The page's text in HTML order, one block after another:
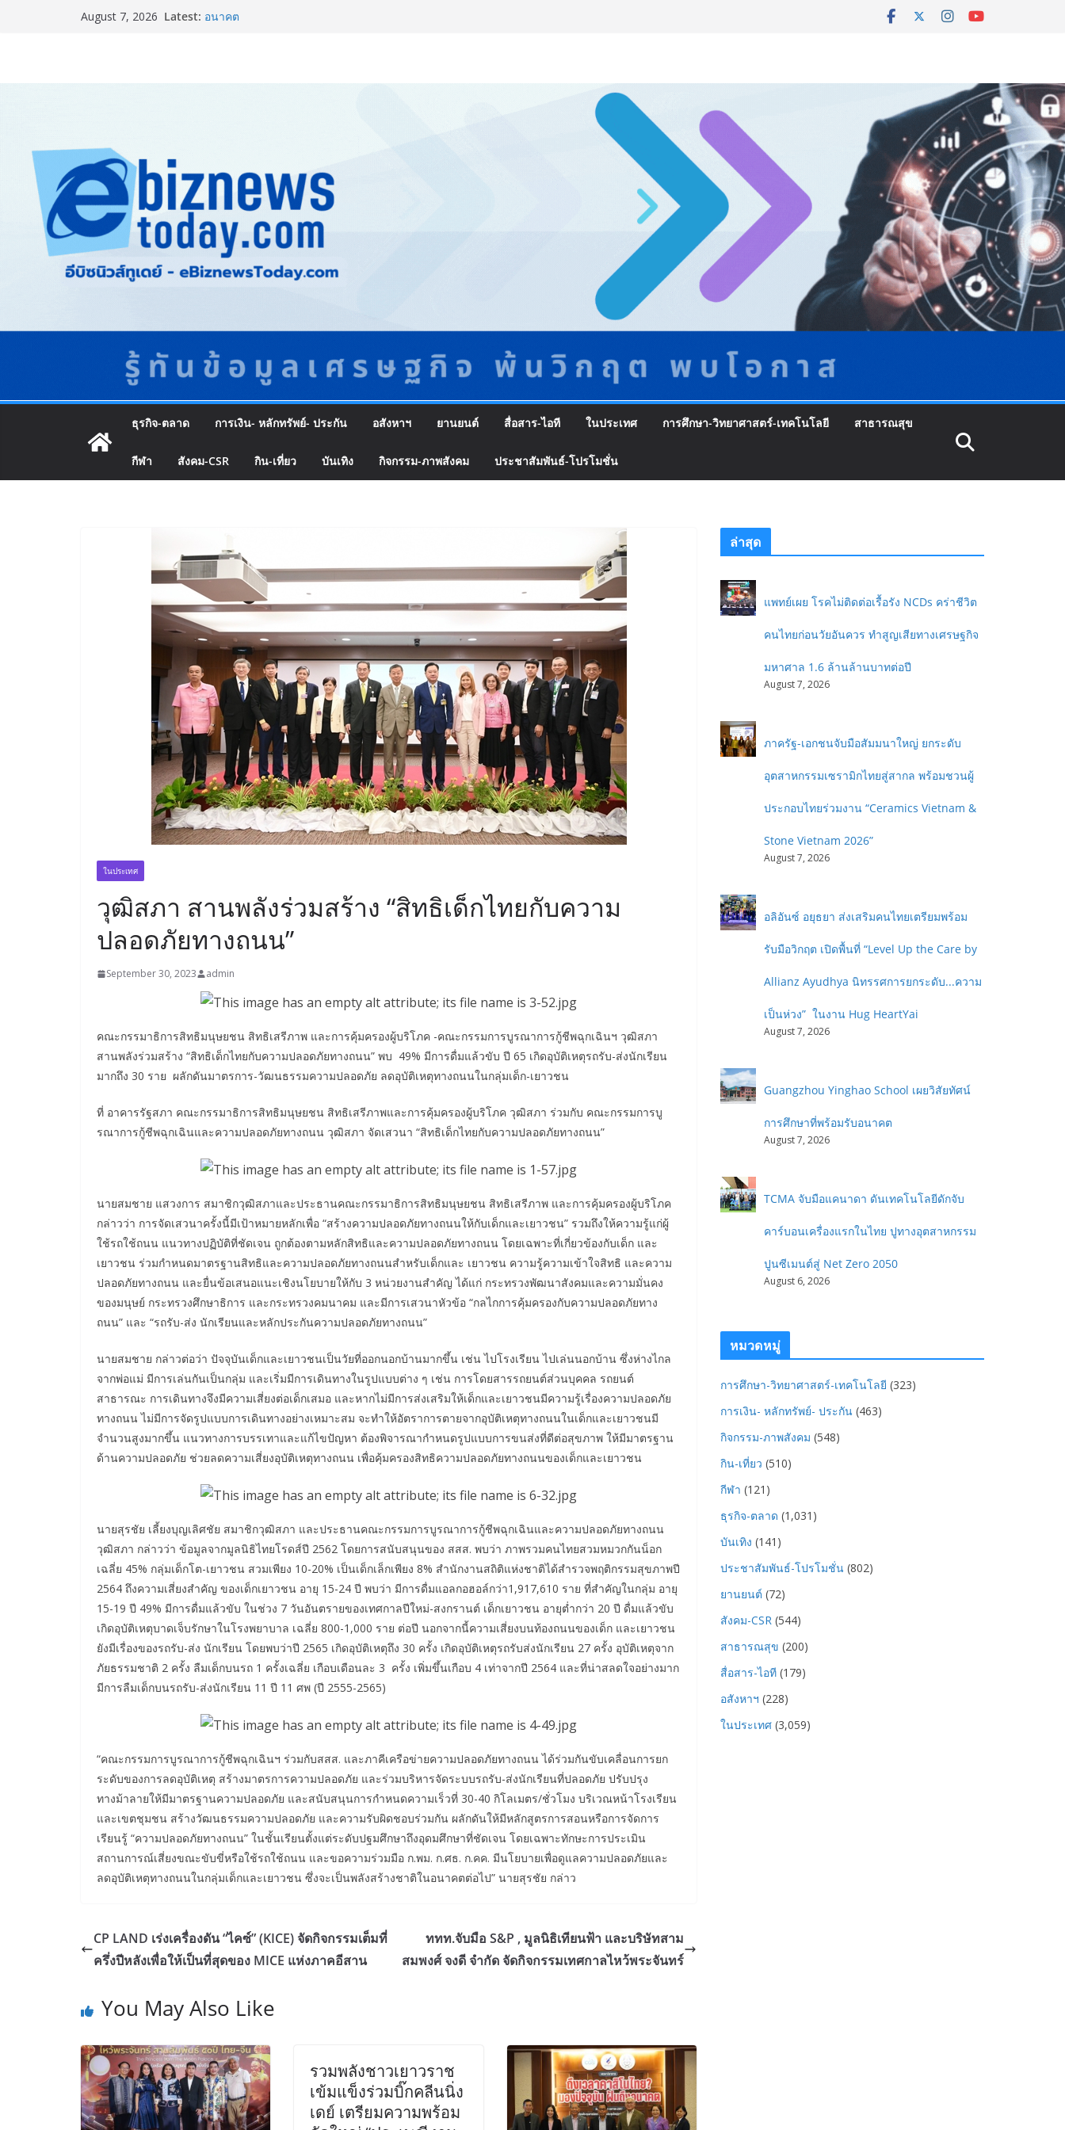
August 7, 2026 Latest: Guangzhou Yinghao School เผยวิสัยทัศน์การศึกษาที่พร้อมรับ
“Level Up the Care by Allianz Ayudhya นิทรรศการยกระดับ…
ความเป็นห่วง” ในงาน Hug HeartYai
ธุรกิจ-ตลาด การเงิน- หลักทรัพย์- ประกัน อสังหาฯ ยานยนต์ สื่อสาร-ไอที ในประเทศ การศึกษา-วิทยาศาสตร์-เทคโนโลยี สาธารณสุข
กีฬา สังคม-CSR กิน-เที่ยว บันเทิง กิจกรรม-ภาพสังคม ประชาสัมพันธ์-โปรโมชั่น
ในประเทศ
วุฒิสภา สานพลังร่วมสร้าง “สิทธิเด็กไทยกับความ
ปลอดภัยทางถนน”
September 30, 2023 admin
คณะกรรมาธิการสิทธิมนุษยชน สิทธิเสรีภาพ และการคุ้มครองผู้บริโภค -คณะกรรมการบูรณาการกู้ชีพฉุกเฉินฯ วุฒิสภา
สานพลังร่วมสร้าง “สิทธิเด็กไทยกับความปลอดภัยทางถนน” พบ 49% มีการดื่มแล้วขับ ปี 65 เกิดอุบัติเหตุรถรับ-ส่งนักเรียน
มากถึง 30 ราย ผลักดันมาตรการ-วัฒนธรรมความปลอดภัย ลดอุบัติเหตุทางถนนในกลุ่มเด็ก-เยาวชน
ที่ อาคารรัฐสภา คณะกรรมาธิการสิทธิมนุษยชน สิทธิเสรีภาพและการคุ้มครองผู้บริโภค วุฒิสภา ร่วมกับ คณะกรรมการบู
รณาการกู้ชีพฉุกเฉินและความปลอดภัยทางถนน วุฒิสภา จัดเสวนา “สิทธิเด็กไทยกับความปลอดภัยทางถนน”
นายสมชาย แสวงการ สมาชิกวุฒิสภาและประธานคณะกรรมาธิการสิทธิมนุษยชน สิทธิเสรีภาพ และการคุ้มครองผู้บริโภค
กล่าวว่า การจัดเสวนาครั้งนี้มีเป้าหมายหลักเพื่อ “สร้างความปลอดภัยทางถนนให้กับเด็กและเยาวชน” รวมถึงให้ความรู้แก่ผู้
ใช้รถใช้ถนน แนวทางปฏิบัติที่ชัดเจน ถูกต้องตามหลักสิทธิและความปลอดภัยทางถนน โดยเฉพาะที่เกี่ยวข้องกับเด็ก และ
เยาวชน ร่วมกำหนดมาตรฐานสิทธิและความปลอดภัยทางถนนสำหรับเด็กและ เยาวชน ความรู้ความเข้าใจสิทธิ และความ
ปลอดภัยทางถนน และยื่นข้อเสนอแนะเชิงนโยบายให้กับ 3 หน่วยงานสำคัญ ได้แก่ กระทรวงพัฒนาสังคมและความมั่นคง
ของมนุษย์ กระทรวงศึกษาธิการ และกระทรวงคมนาคม และมีการเสวนาหัวข้อ “กลไกการคุ้มครองกับความปลอดภัยทาง
ถนน” และ “รถรับ-ส่ง นักเรียนและหลักประกันความปลอดภัยทางถนน”
นายสมชาย กล่าวต่อว่า ปัจจุบันเด็กและเยาวชนเป็นวัยที่ออกนอกบ้านมากขึ้น เช่น ไปโรงเรียน ไปเล่นนอกบ้าน ซึ่งห่างไกล
จากพ่อแม่ มีการเล่นกันเป็นกลุ่ม และเริ่มมีการเดินทางในรูปแบบต่าง ๆ เช่น การโดยสารรถยนต์ส่วนบุคคล รถยนต์
สาธารณะ การเดินทางจึงมีความเสี่ยงต่อเด็กเสมอ และหากไม่มีการส่งเสริมให้เด็กและเยาวชนมีความรู้เรื่องความปลอดภัย
ทางถนน ไม่มีการจัดรูปแบบการเดินทางอย่างเหมาะสม จะทำให้อัตราการตายจากอุบัติเหตุทางถนนในเด็กและเยาวชนมี
จำนวนสูงมากขึ้น แนวทางการบรรเทาและแก้ไขปัญหา ต้องพิจารณากำหนดรูปแบบการขนส่งที่ดีต่อสุขภาพ ให้มีมาตรฐาน
ด้านความปลอดภัย ช่วยลดความเสี่ยงอุบัติเหตุทางถนน เพื่อคุ้มครองสิทธิความปลอดภัยทางถนนของเด็กและเยาวชน
นายสุรชัย เลี้ยงบุญเลิศชัย สมาชิกวุฒิสภา และประธานคณะกรรมการบูรณาการกู้ชีพฉุกเฉินและความปลอดภัยทางถนน
วุฒิสภา กล่าวว่า ข้อมูลจากมูลนิธิไทยโรดส์ปี 2562 โดยการสนับสนุนของ สสส. พบว่า ภาพรวมคนไทยสวมหมวกกันน็อก
เฉลี่ย 45% กลุ่มเด็กโต-เยาวชน สวมเพียง 10-20% เป็นเด็กเล็กเพียง 8% สำนักงานสถิติแห่งชาติได้สำรวจพฤติกรรมสุขภาพปี
2564 ถึงความเสี่ยงสำคัญ ของเด็กเยาวชน อายุ 15-24 ปี พบว่า มีการดื่มแอลกอฮอล์กว่า1,917,610 ราย ที่สำคัญในกลุ่ม อายุ
15-19 ปี 49% มีการดื่มแล้วขับ ในช่วง 7 วันอันตรายของเทศกาลปีใหม่-สงกรานต์ เด็กเยาวชน อายุต่ำกว่า 20 ปี ดื่มแล้วขับ
เกิดอุบัติเหตุบาดเจ็บรักษาในโรงพยาบาล เฉลี่ย 800-1,000 ราย ต่อปี นอกจากนี้ความเสี่ยงบนท้องถนนของเด็ก และเยาวชน
ยังมีเรื่องของรถรับ-ส่ง นักเรียน โดยพบว่าปี 2565 เกิดอุบัติเหตุถึง 30 ครั้ง เกิดอุบัติเหตุรถรับส่งนักเรียน 27 ครั้ง อุบัติเหตุจาก
ภัยธรรมชาติ 2 ครั้ง ลืมเด็กบนรถ 1 ครั้งเฉลี่ย เกือบเดือนละ 3 ครั้ง เพิ่มขึ้นเกือบ 4 เท่าจากปี 2564 และที่น่าสลดใจอย่างมาก
มีการลืมเด็กบนรถรับ-ส่งนักเรียน 11 ปี 11 ศพ (ปี 2555-2565)
“คณะกรรมการบูรณาการกู้ชีพฉุกเฉินฯ ร่วมกับสสส. และภาคีเครือข่ายความปลอดภัยทางถนน ได้ร่วมกันขับเคลื่อนการยก
ระดับของการลดอุบัติเหตุ สร้างมาตรการความปลอดภัย และร่วมบริหารจัดระบบรถรับ-ส่งนักเรียนที่ปลอดภัย ปรับปรุง
ทางม้าลายให้มีมาตรฐานความปลอดภัย และสนับสนุนการกำหนดความเร็วที่ 30-40 กิโลเมตร/ชั่วโมง บริเวณหน้าโรงเรียน
และเขตชุมชน สร้างวัฒนธรรมความปลอดภัย และความรับผิดชอบร่วมกัน ผลักดันให้มีหลักสูตรการสอนหรือการจัดการ
เรียนรู้ “ความปลอดภัยทางถนน” ในชั้นเรียนตั้งแต่ระดับปฐมศึกษาถึงอุดมศึกษาที่ชัดเจน โดยเฉพาะทักษะการประเมิน
สถานการณ์เสี่ยงขณะขับขี่หรือใช้รถใช้ถนน และขอความร่วมมือ ก.พม. ก.ศธ. ก.คค. มีนโยบายเพื่อดูแลความปลอดภัยและ
ลดอุบัติเหตุทางถนนในกลุ่มเด็กและเยาวชน ซึ่งจะเป็นพลังสร้างชาติในอนาคตต่อไป” นายสุรชัย กล่าว
CP LAND เร่งเครื่องดัน “ไคซ์” (KICE) จัดกิจกรรมเต็มที่
ครึ่งปีหลังเพื่อให้เป็นที่สุดของ MICE แห่งภาคอีสาน
ททท.จับมือ S&P , มูลนิธิเทียนฟ้า และบริษัทสาม
สมพงศ์ จงดี จำกัด จัดกิจกรรมเทศกาลไหว้พระจันทร์
You May Also Like
รวมพลังชาวเยาวราช
เข้มแข็งร่วมบิ๊กคลีนนิ่ง
เดย์ เตรียมความพร้อม
ล่าสุด
แพทย์เผย โรคไม่ติดต่อเรื้อรัง NCDs คร่าชีวิต
คนไทยก่อนวัยอันควร ทำสูญเสียทางเศรษฐกิจ
มหาศาล 1.6 ล้านล้านบาทต่อปี
August 7, 2026
ภาครัฐ-เอกชนจับมือสัมมนาใหญ่ ยกระดับ
อุตสาหกรรมเซรามิกไทยสู่สากล พร้อมชวนผู้
ประกอบไทยร่วมงาน “Ceramics Vietnam &
Stone Vietnam 2026”
August 7, 2026
อลิอันซ์ อยุธยา ส่งเสริมคนไทยเตรียมพร้อม
รับมือวิกฤต เปิดพื้นที่ “Level Up the Care by
Allianz Ayudhya นิทรรศการยกระดับ...ความ
เป็นห่วง” ในงาน Hug HeartYai
August 7, 2026
Guangzhou Yinghao School เผยวิสัยทัศน์
การศึกษาที่พร้อมรับอนาคต
August 7, 2026
TCMA จับมือแคนาดา ดันเทคโนโลยีดักจับ
คาร์บอนเครื่องแรกในไทย ปูทางอุตสาหกรรม
ปูนซีเมนต์สู่ Net Zero 2050
August 6, 2026
หมวดหมู่
การศึกษา-วิทยาศาสตร์-เทคโนโลยี (323)
การเงิน- หลักทรัพย์- ประกัน (463)
กิจกรรม-ภาพสังคม (548)
กิน-เที่ยว (510)
กีฬา (121)
ธุรกิจ-ตลาด (1,031)
บันเทิง (141)
ประชาสัมพันธ์-โปรโมชั่น (802)
ยานยนต์ (72)
สังคม-CSR (544)
สาธารณสุข (200)
สื่อสาร-ไอที (179)
อสังหาฯ (228)
ในประเทศ (3,059)